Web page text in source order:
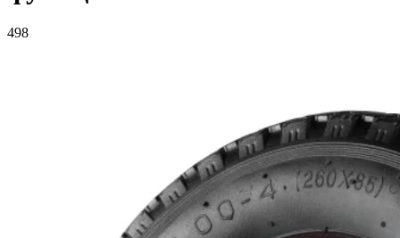
498